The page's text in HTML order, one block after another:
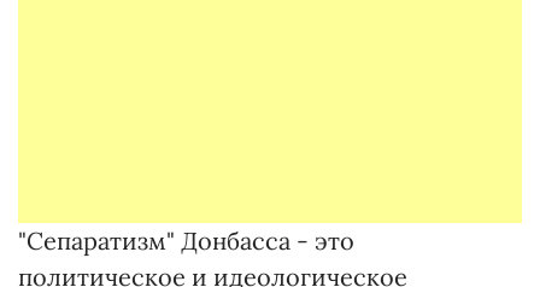
"Сепаратизм" Донбасса - это
политическое и идеологическое